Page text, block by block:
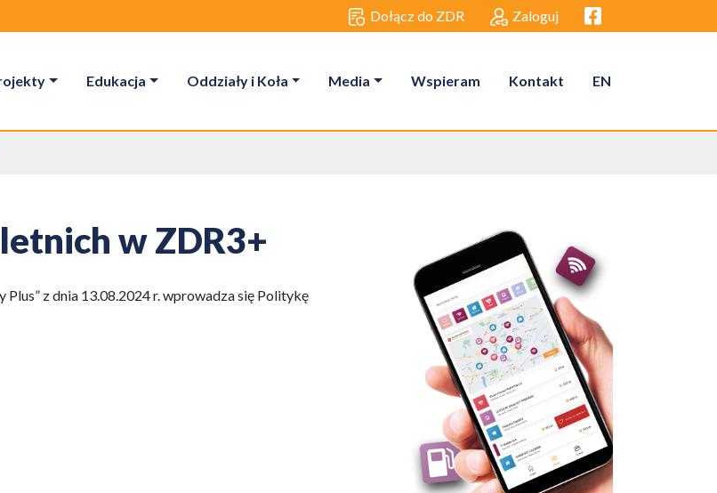
Dołącz do ZDR Zaloguj Facebook link
Edukacja Oddziały i Koła Media Wspieram Kontakt EN
w ZDR3+
Plus” z dnia 13.08.2024 r. wprowadza się Politykę